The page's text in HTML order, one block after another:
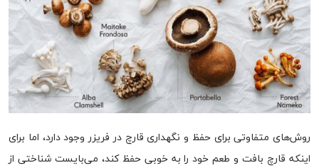
روش‌های متفاوتی برای حفظ و نگهداری قارچ در فریزر وجود دارد، اما برای
اینکه قارچ بافت و طعم خود را به خوبی حفظ کند، می‌بایست شناختی از